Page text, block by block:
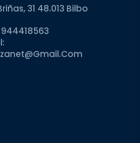
31 48.013 Bilbo
944418563